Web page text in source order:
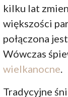
kilku lat
większości
połączona
Wówczas
wielkanocne.
Tradycyjne